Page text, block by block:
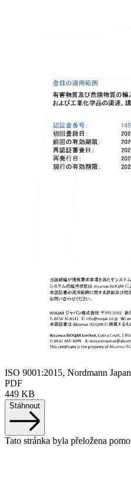
ISO 9001:2015, Nordmann
PDF
449 KB
Stáhnout
Tato stránka byla přeložena